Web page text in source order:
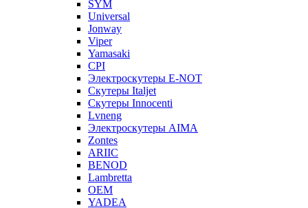
SYM
Universal
Jonway
Viper
Yamasaki
CPI
Электроскутеры E-NOT
Скутеры Italjet
Скутеры Innocenti
Lvneng
Электроскутеры AIMA
Zontes
ARIIC
BENOD
Lambretta
OEM
YADEA